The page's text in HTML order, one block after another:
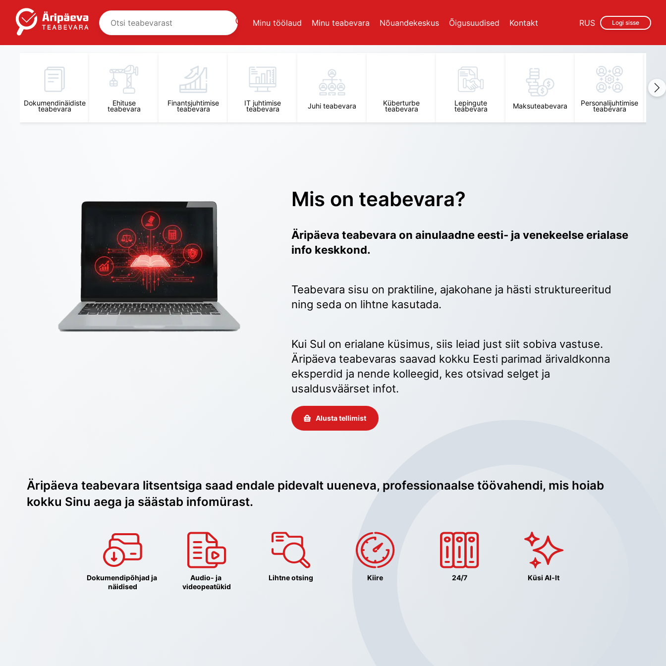
Minu töölaud Minu teabevara Nõuandekeskus Õigusuudised Kontakt Logi sisse
RUS
Dokumendinäidiste
teabevara
Ehituse
teabevara
Finantsjuhtimise
teabevara
IT juhtimise
teabevara Juhi teabevara Küberturbe
teabevara
Lepingute
teabevara Maksuteabevara Personalijuhtimise
teabevara
Mis on teabevara?
Äripäeva teabevara on ainulaadne eesti- ja venekeelse erialase
info keskkond.
Teabevara sisu on praktiline, ajakohane ja hästi struktureeritud
ning seda on lihtne kasutada.
Kui Sul on erialane küsimus, siis leiad just siit sobiva vastuse.
Äripäeva teabevaras saavad kokku Eesti parimad ärivaldkonna
eksperdid ja nende kolleegid, kes otsivad selget ja
usaldusväärset infot.
Alusta tellimist
Äripäeva teabevara litsentsiga saad endale pidevalt uueneva, professionaalse töövahendi, mis hoiab
kokku Sinu aega ja säästab infomürast.
Dokumendipõhjad ja
näidised
Audio- ja
videopeatükid
Lihtne otsing Kiire 24/7 Küsi AI-lt